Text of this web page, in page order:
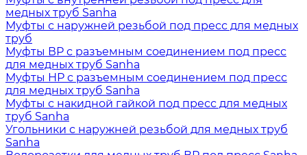
медных труб Sanha
Муфты с наружней резьбой под пресс для медных
труб
Муфты ВР с разъемным соединением под пресс
для медных труб Sanha
Муфты НР с разъемным соединением под пресс
для медных труб Sanha
Муфты с накидной гайкой под пресс для медных
труб Sanha
Угольники с наружней резьбой для медных труб
Sanha